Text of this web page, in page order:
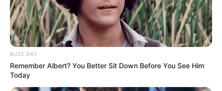
Auf einigen Seiten dieses Projektes sind Affiliate-
BUZZ DAY
Remember Albert? You Better Sit Down Before You See Him
Today